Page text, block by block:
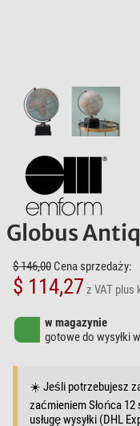
Globus
$ 146,00 Cena sprzedaży:
$ 114,27z VAT plus
w magazynie
gotowe do wysyłki w
☀️ Jeśli potrzebujesz
zaćmieniem Słońca
usługę wysyłki (DHL